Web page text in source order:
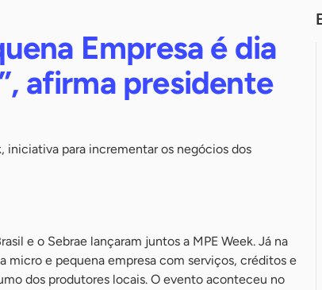
Empresa é dia
afirma presidente
iniciativa para incrementar os negócios dos
e o Sebrae lançaram juntos a MPE Week. Já na
micro e pequena empresa com serviços, créditos e
dos produtores locais. O evento aconteceu no